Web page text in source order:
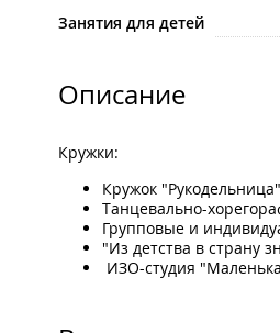
Занятия для детей
Описание
Кружки:
Кружок
Танцевально-
Групповые и
"Из детства в страну
ИЗО-студия